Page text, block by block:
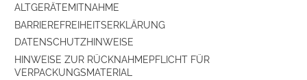
ALTGERÄTEMITNAHME
BARRIEREFREIHEITSERKLÄRUNG
DATENSCHUTZHINWEISE
HINWEISE ZUR RÜCKNAHMEPFLICHT FÜR
VERPACKUNGSMATERIAL